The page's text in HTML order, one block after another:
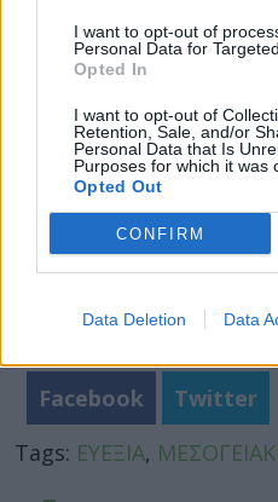
I want to opt-out of
Personal Data for
Opted In
I want to opt-out of
Retention, Sale, and/or
Personal Data that Is
Purposes for which it was
Opted Out
CONFIRM
Data Deletion Data
Φωτογραφία: iStock
Facebook
Twitter
Tags: ΕΥΕΞΙΑ,